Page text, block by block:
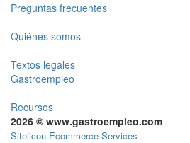
Preguntas frecuentes
Quiénes somos
Textos legales
Gastroempleo
Recursos
2026 © www.gastroempleo.com
Sitelicon Ecommerce Services